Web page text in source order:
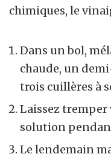
chimiques, le
Dans un bol,
chaude, un
trois cuillères à
Laissez tremper
solution
Le lendemain